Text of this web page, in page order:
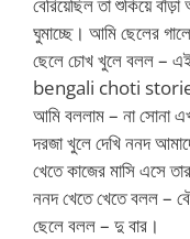
ঘুমাচ্ছে। আমি ছেলের
ছেলে চোখ খুলে বলল – এই
bengali choti
আমি বললাম – না সোনা
দরজা খুলে দেখি ননদ
খেতে কাজের মাসি এসে
ননদ খেতে খেতে বলল –
ছেলে বলল – দু বার।